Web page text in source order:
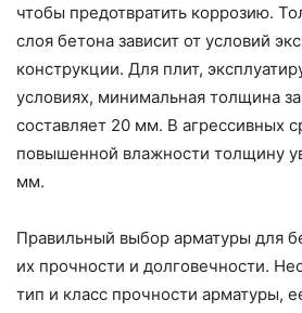
чтобы предотвратить коррозию.
слоя бетона зависит от условий
конструкции. Для плит,
условиях, минимальная толщина
составляет 20 мм. В агрессивных
повышенной влажности толщину
мм.
Правильный выбор арматуры для
их прочности и долговечности.
тип и класс прочности арматуры,